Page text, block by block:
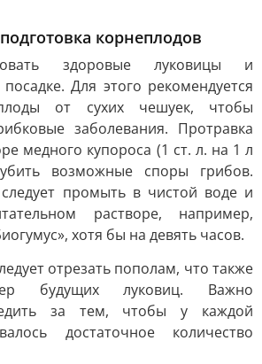
корнеплодов
здоровые луковицы и
Для этого рекомендуется
от сухих чешуек, чтобы
заболевания. Протравка
медного купороса (1 ст. л. на 1 л
возможные споры грибов.
промыть в чистой воде и
растворе, например,
хотя бы на девять часов.
отрезать пополам, что также
будущих луковиц. Важно
за тем, чтобы у каждой
достаточное количество